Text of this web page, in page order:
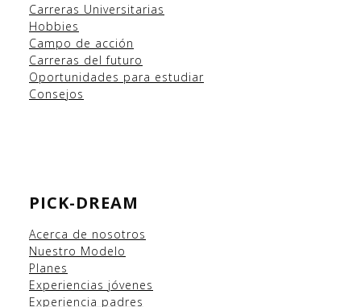
Carreras Universitarias
Hobbies
Campo de acción
Carreras del futuro
Oportunidades para estudiar
Consejos
PICK-DREAM
Acerca de nosotros
Nuestro Modelo
Planes
Experiencias jóvenes
Experiencia padres